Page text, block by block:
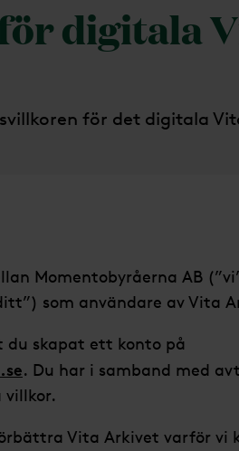
digitala
för det digitala
Momentobyråerna AB
som användare av Vita
skapat ett konto på
. Du har i samband med
villkor.
Vita Arkivet varför vi